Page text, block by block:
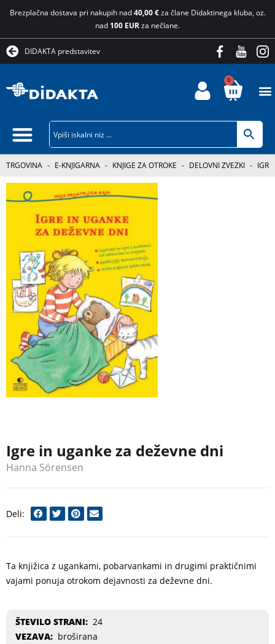
Brezplačna dostava pri nakupih nad40,00 €za člane Didaktinega kluba, oz.
nad 100 EURza nečlane.
DIDAKTA predstavitev
0
TRGOVINA - E-KNJIGARNA - KNJIGE ZA OTROKE - DELOVNI ZVEZKI -
Igre in uganke za deževne dni
Hanna Sörensen
Ta knjižica z ugankami, pobarvankami in drugimi praktičnimi
vajami ponuja otrokom dejavnosti za deževne dni.
ŠTEVILO STRANI: 24
VEZAVA: broširana